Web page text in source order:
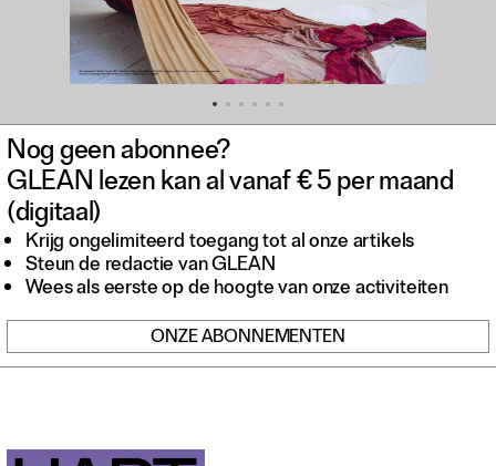
Aanmelden
Abonneren
Adverteren
Over GLEAN
Contact
Waar is GLEAN te koop
Privacy
Instagram
Facebook
Nog geen abonnee?
GLEAN lezen kan al vanaf € 5 per maand
(digitaal)
Krijg ongelimiteerd toegang tot al onze artikels
Steun de redactie van GLEAN
Wees als eerste op de hoogte van onze activiteiten
ONZE ABONNEMENTEN